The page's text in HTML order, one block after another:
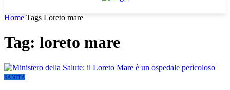
Home Tags Loreto mare
Tag: loreto mare
SANITÀ